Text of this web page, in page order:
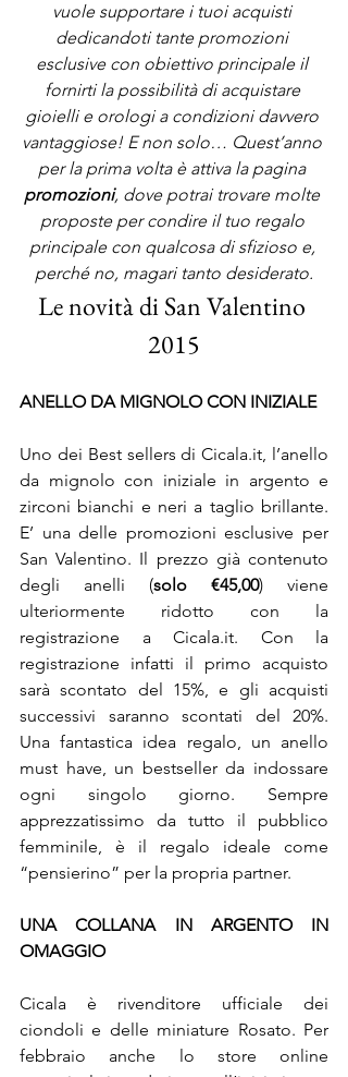
vuole supportare i tuoi acquisti
dedicandoti tante promozioni
esclusive con obiettivo principale il
fornirti la possibilità di acquistare
gioielli e orologi a condizioni davvero
vantaggiose! E non solo… Quest’anno
per la prima volta è attiva la pagina
promozioni, dove potrai trovare molte
proposte per condire il tuo regalo
principale con qualcosa di sfizioso e,
perché no, magari tanto desiderato.
Le novità di San Valentino
2015
ANELLO DA MIGNOLO CON INIZIALE
Uno dei Best sellers di Cicala.it, l’anello
da mignolo con iniziale in argento e
zirconi bianchi e neri a taglio brillante.
E’ una delle promozioni esclusive per
San Valentino. Il prezzo già contenuto
degli anelli (solo €45,00) viene
ulteriormente ridotto con la
registrazione a Cicala.it. Con la
registrazione infatti il primo acquisto
sarà scontato del 15%, e gli acquisti
successivi saranno scontati del 20%.
Una fantastica idea regalo, un anello
must have, un bestseller da indossare
ogni singolo giorno. Sempre
apprezzatissimo da tutto il pubblico
femminile, è il regalo ideale come
“pensierino” per la propria partner.
UNA COLLANA IN ARGENTO IN
OMAGGIO
Cicala è rivenditore ufficiale dei
ciondoli e delle miniature Rosato. Per
febbraio anche lo store online